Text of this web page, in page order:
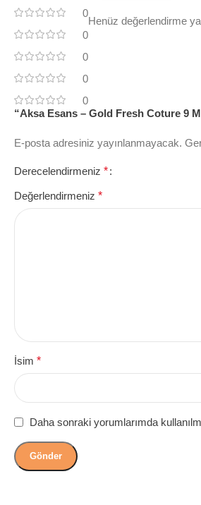
0
0
0
0
0
Henüz değerlendirme
“Aksa Esans – Gold Fresh Coture 9
E-posta adresiniz yayınlanmayacak.
Derecelendirmeniz *
Değerlendirmeniz *
İsim *
Daha sonraki yorumlarımda